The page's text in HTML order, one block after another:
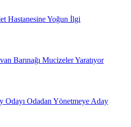
Hastanesine Yoğun İlgi
Barınağı Mucizeler Yaratıyor
Odayı Odadan Yönetmeye Aday